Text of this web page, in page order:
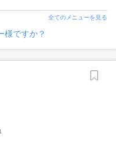
全てのメニューを見る
様ですか？